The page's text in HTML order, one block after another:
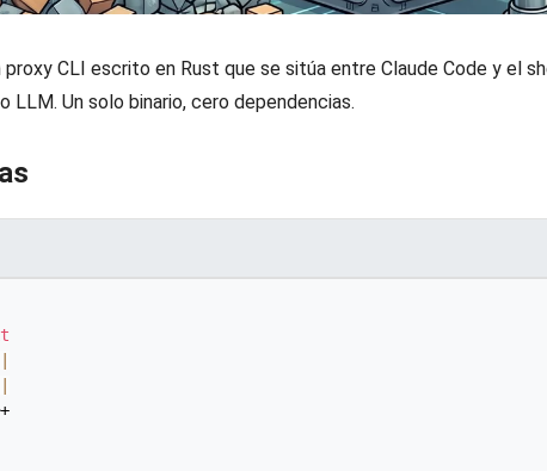
CLI escrito en Rust que se sitúa entre Claude Code y el
Un solo binario, cero dependencias.